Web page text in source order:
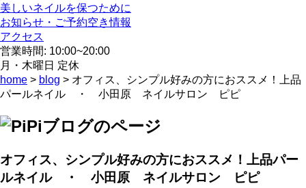
美しいネイルを保つために
お知らせ・ご予約空き情報
アクセス
営業時間: 10:00~20:00
月・木曜日 定休
home > blog > オフィス、シンプル好みの方におススメ！上品
パールネイル ・ 小田原 ネイルサロン ピピ
オフィス、シンプル好みの方におススメ！上品パー
ルネイル ・ 小田原 ネイルサロン ピピ